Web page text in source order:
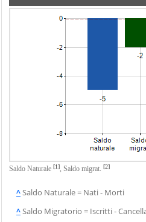
Saldo Naturale [1], Saldo migrat. [2]
^Saldo Naturale = Nati - Morti
^Saldo Migratorio = Iscritti -